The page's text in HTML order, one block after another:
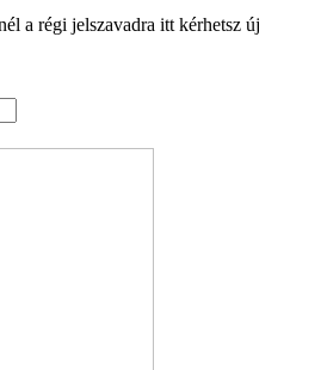
a régi jelszavadra itt kérhetsz új